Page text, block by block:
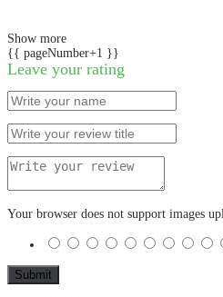
Show more
{{ pageNumber+1 }}
Leave your rating
Your browser does not support images